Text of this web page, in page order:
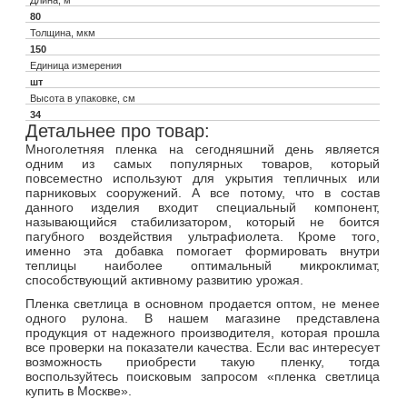
80
Толщина, мкм
150
Единица измерения
шт
Высота в упаковке, см
34
Детальнее про товар:
Многолетняя пленка на сегодняшний день является
одним из самых популярных товаров, который
повсеместно используют для укрытия тепличных или
парниковых сооружений. А все потому, что в состав
данного изделия входит специальный компонент,
называющийся стабилизатором, который не боится
пагубного воздействия ультрафиолета. Кроме того,
именно эта добавка помогает формировать внутри
теплицы наиболее оптимальный микроклимат,
способствующий активному развитию урожая.
Пленка светлица в основном продается оптом, не менее
одного рулона. В нашем магазине представлена
продукция от надежного производителя, которая прошла
все проверки на показатели качества. Если вас интересует
возможность приобрести такую пленку, тогда
воспользуйтесь поисковым запросом «пленка светлица
купить в Москве».